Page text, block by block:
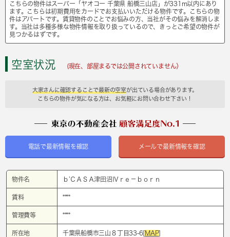
こちらの物件はスーパー「ヤオコー 千葉県 船橋三山店」が331m以内にあり
ます。こちらは初期費用をカードでお支払いいただける物件です。こちらの物
件はアパートです。賃貸物件のことでお悩みの方、当社がその悩みを解消しま
す。当社は多種多様な物件情報を取り扱っているので、きっとご希望の物件が
見つかるはずです。
空室状況 (現在、部屋まるでは公開されていません）
大家さんに確認することで最新の空室が出ている場合があります。
こちらの物件が気になる方は、お気軽にお問い合わせ下さい！
電話で最新情報を確認 メールで最新情報を確認
物件名 ｂ’ＣＡＳＡ津田沼Ⅳｒｅ－ｂｏｒｎ
賃料 ****
管理費等 ****
所在地 千葉県船橋市三山８丁目33-6[MAP]